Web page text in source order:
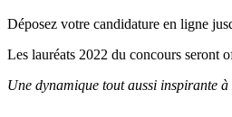
Déposez votre candidature en ligne
Les lauréats 2022 du concours seront
Une dynamique tout aussi inspirante